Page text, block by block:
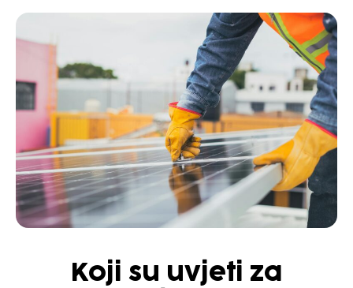
Koji su uvjeti za